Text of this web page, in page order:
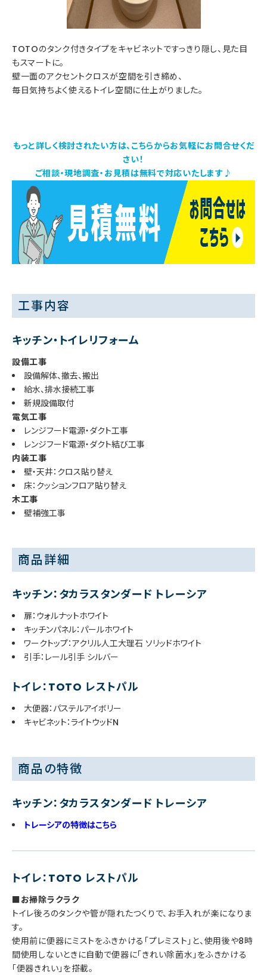
TOTOのタンク付きタイプをキャビネットですっきり隠し、見た目
もスマートに。
壁一面のアクセントクロスが空間を引き締め、
毎日気持ちよく使えるトイレ空間に仕上がりました。
もっと詳しく検討されたい方は、こちらからお気軽にお問合せくだ
さい！
ご相談・現地調査・お見積は無料で対応いたします♪
工事内容
キッチン・トイレリフォーム
設備工事
設備解体、撤去、搬出
給水、排水接続工事
新規設備取付
電気工事
レンジフード電源・ダクト工事
レンジフード電源・ダクト結び工事
内装工事
壁・天井：クロス貼り替え
床：クッションフロア貼り替え
木工事
壁補強工事
商品詳細
キッチン：タカラスタンダード トレーシア
扉：ウォルナットホワイト
キッチンパネル：パールホワイト
ワークトップ：アクリル人工大理石 ソリッドホワイト
引手：レール引手 シルバー
トイレ：TOTO レストパル
大便器：パステルアイボリー
キャビネット：ライトウッドN
商品の特徴
キッチン：タカラスタンダード トレーシア
トレーシアの特徴はこちら
トイレ：TOTO レストパル
■お掃除ラクラク
トイレ後ろのタンクや管が隠れたつくりで、お手入れが楽になりま
す。
使用前に便器にミストをふきかける「プレミスト」と、使用後や8時
間使用しないときに自動で便器に「きれい除菌水」をふきかける
「便器きれい」を搭載。